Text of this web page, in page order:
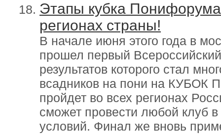
Этапы кубка
регионах страны!
В начале июня этого года в
прошел первый
результатов которого стал
всадников на пони на
пройдет во всех регионах
сможет провести любой клуб
условий. Финал же вновь